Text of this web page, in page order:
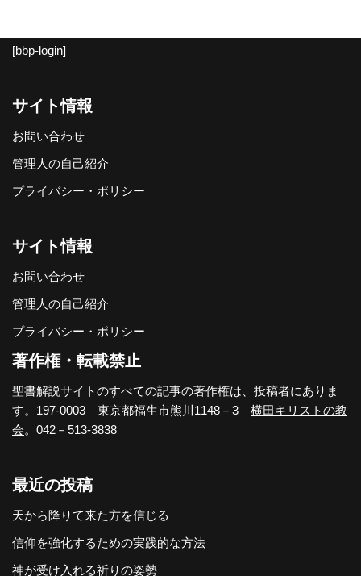
[bbp-login]
サイト情報
お問い合わせ
管理人の自己紹介
プライバシー・ポリシー
サイト情報
お問い合わせ
管理人の自己紹介
プライバシー・ポリシー
著作権・転載禁止
聖書解説サイトのすべての記事の著作権は、投稿者にありま
す。197-0003 東京都福生市熊川1148－3 横田キリストの教
会。042－513-3838
最近の投稿
天から降りて来た方を信じる
信仰を強化するための実践的な方法
神が受け入れる祈りの姿勢